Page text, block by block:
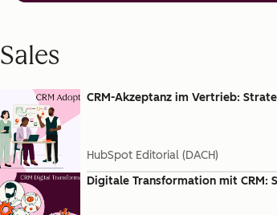
Sales
CRM-Akzeptanz im Vertrieb:
HubSpot Editorial (DACH)
Digitale Transformation mit CRM: